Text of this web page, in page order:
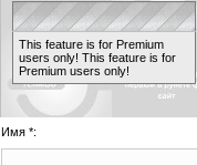
This feature is for Premium
users only! This feature is for
Premium users only!
Имя *: